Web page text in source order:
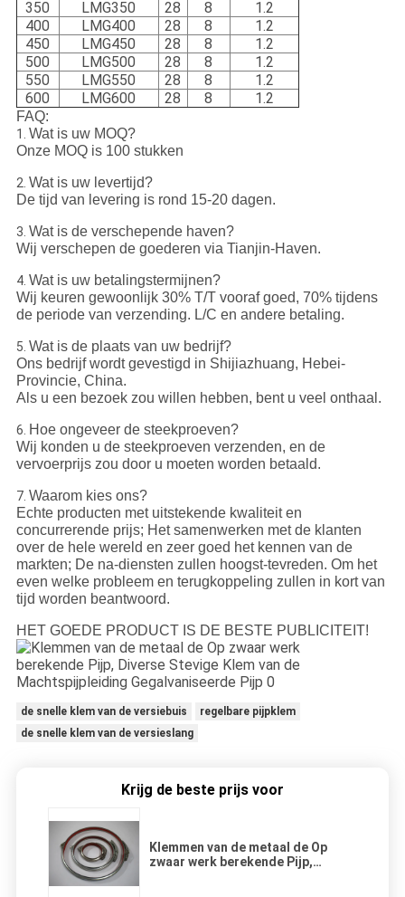
350 LMG350 28 8
1.2
400
LMG400 28 8
1.2
450
LMG450 28 8
1.2
500
LMG500 28 8
1.2
550
LMG550 28 8
1.2
600
LMG600 28 8 1.2
FAQ:
1. Wat is uw MOQ?
Onze MOQ is 100 stukken
2. Wat is uw levertijd?
De tijd van levering is rond 15-20 dagen.
3. Wat is de verschepende haven?
Wij verschepen de goederen via Tianjin-Haven.
4. Wat is uw betalingstermijnen?
Wij keuren gewoonlijk 30% T/T vooraf goed, 70% tijdens
de periode van verzending. L/C en andere betaling.
5. Wat is de plaats van uw bedrijf?
Ons bedrijf wordt gevestigd in Shijiazhuang, Hebei-
Provincie, China.
Als u een bezoek zou willen hebben, bent u veel onthaal.
6. Hoe ongeveer de steekproeven?
Wij konden u de steekproeven verzenden, en de
vervoerprijs zou door u moeten worden betaald.
7. Waarom kies ons?
Echte producten met uitstekende kwaliteit en
concurrerende prijs; Het samenwerken met de klanten
over de hele wereld en zeer goed het kennen van de
markten; De na-diensten zullen hoogst-tevreden. Om het
even welke probleem en terugkoppeling zullen in kort van
tijd worden beantwoord.
HET GOEDE PRODUCT IS DE BESTE PUBLICITEIT!
de snelle klem van de versiebuis
regelbare pijpklem
de snelle klem van de versieslang
Krijg de beste prijs voor
Klemmen van de metaal de Op
zwaar werk berekende Pijp,